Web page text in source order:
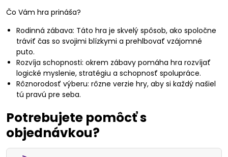
Čo Vám hra prináša?
Rodinná zábava: Táto hra je skvelý spôsob, ako spoločne
tráviť čas so svojimi blízkymi a prehlbovať vzájomné
puto.
Rozvíja schopnosti: okrem zábavy pomáha hra rozvíjať
logické myslenie, stratégiu a schopnosť spolupráce.
Rôznorodosť výberu: rôzne verzie hry, aby si každý našiel
tú pravú pre seba.
Potrebujete pomôcť s
objednávkou?